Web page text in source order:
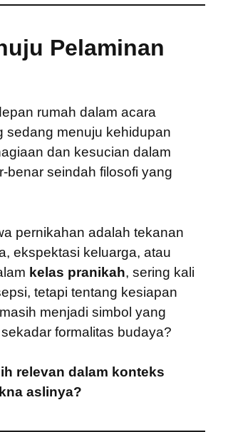
Pelaminan
rumah dalam acara
sedang menuju kehidupan
dan kesucian dalam
benar seindah filosofi yang
pernikahan adalah tekanan
ekspektasi keluarga, atau
kelas pranikah, sering kali
tetapi tentang kesiapan
menjadi simbol yang
formalitas budaya?
relevan dalam konteks
aslinya?